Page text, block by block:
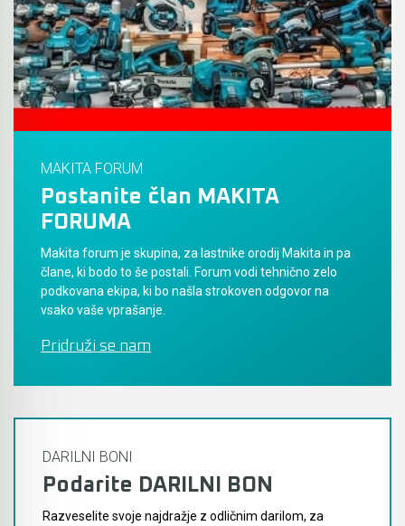
MAKITA FORUM
Postanite član MAKITA
FORUMA
Makita forum je skupina, za lastnike orodij Makita in pa
člane, ki bodo to še postali. Forum vodi tehnično zelo
podkovana ekipa, ki bo našla strokoven odgovor na
vsako vaše vprašanje.
Pridruži se nam
DARILNI BONI
Podarite DARILNI BON
Razveselite svoje najdražje z odličnim darilom, za